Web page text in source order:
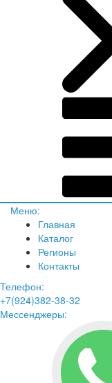
Меню:
Главная
Каталог
Регионы
Контакты
Телефон:
+7(924)382-38-32
Мессенджеры: